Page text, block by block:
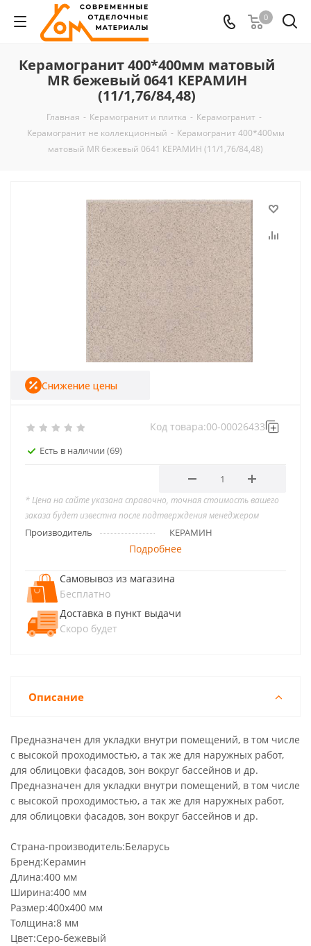
0
Керамогранит 400*400мм матовый
MR бежевый 0641 КЕРАМИН
(11/1,76/84,48)
Главная - Керамогранит и плитка - Керамогранит -
Керамогранит не коллекционный - Керамогранит 400*400мм
матовый MR бежевый 0641 КЕРАМИН (11/1,76/84,48)
Есть в наличии (69)
Код товара:00-00026433
Снижение цены
* Цена на сайте указана справочно, точная стоимость вашего
заказа будет известна после подтверждения менеджером
Производитель КЕРАМИН
Подробнее
Самовывоз из магазина
Бесплатно
Доставка в пункт выдачи
Скоро будет
Описание
Предназначен для укладки внутри помещений, в том числе
с высокой проходимостью, а так же для наружных работ,
для облицовки фасадов, зон вокруг бассейнов и др.
Предназначен для укладки внутри помещений, в том числе
с высокой проходимостью, а так же для наружных работ,
для облицовки фасадов, зон вокруг бассейнов и др.
Страна-производитель:Беларусь
Бренд:Керамин
Длина:400 мм
Ширина:400 мм
Размер:400х400 мм
Толщина:8 мм
Цвет:Серо-бежевый